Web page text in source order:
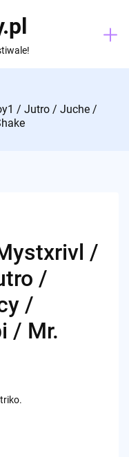
/ Jutro / Juche /
/
/
/
/ Mr.